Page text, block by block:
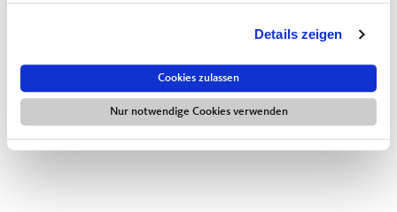
Details zeigen
Cookies zulassen
Nur notwendige Cookies verwenden
1,63 Mio
an Demenz Erkrankte gibt es in Deutschland